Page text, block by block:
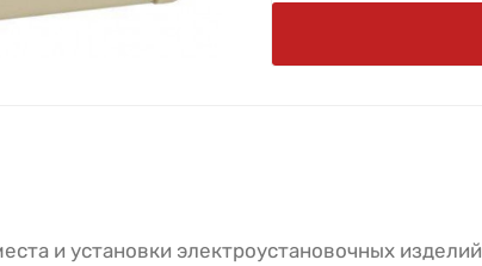
и установки электроустановочных изделий